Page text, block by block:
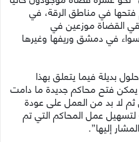
فتحها في مناطق الرقة، في
القضاة موزعين في
في دمشق وريفها وغيرها
بديلة فيما يتعلق بهذا
يمكن فتح محاكم جديدة ما دامت
لا بد من العمل على عودة
عمل المحاكم التي تم
إليها”.